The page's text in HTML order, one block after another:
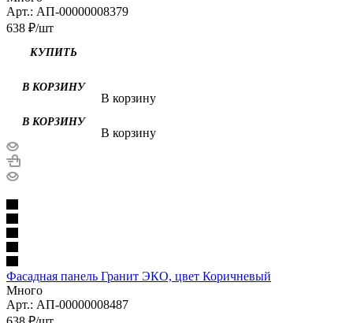
Арт.: АП-00000008379
638 ₽/шт
В корзину
В корзину
Фасадная панель Гранит ЭКО, цвет Коричневый
Много
Арт.: АП-00000008487